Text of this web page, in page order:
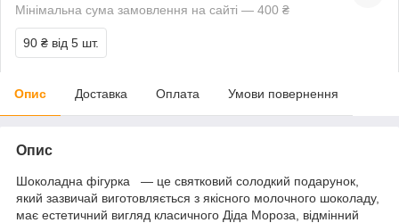
Мінімальна сума замовлення на сайті — 400 ₴
90 ₴ від 5 шт.
Опис Доставка Оплата Умови повернення
Опис
Шоколадна фігурка — це святковий солодкий подарунок,
який зазвичай виготовляється з якісного молочного шоколаду,
має естетичний вигляд класичного Діда Мороза, відмінний